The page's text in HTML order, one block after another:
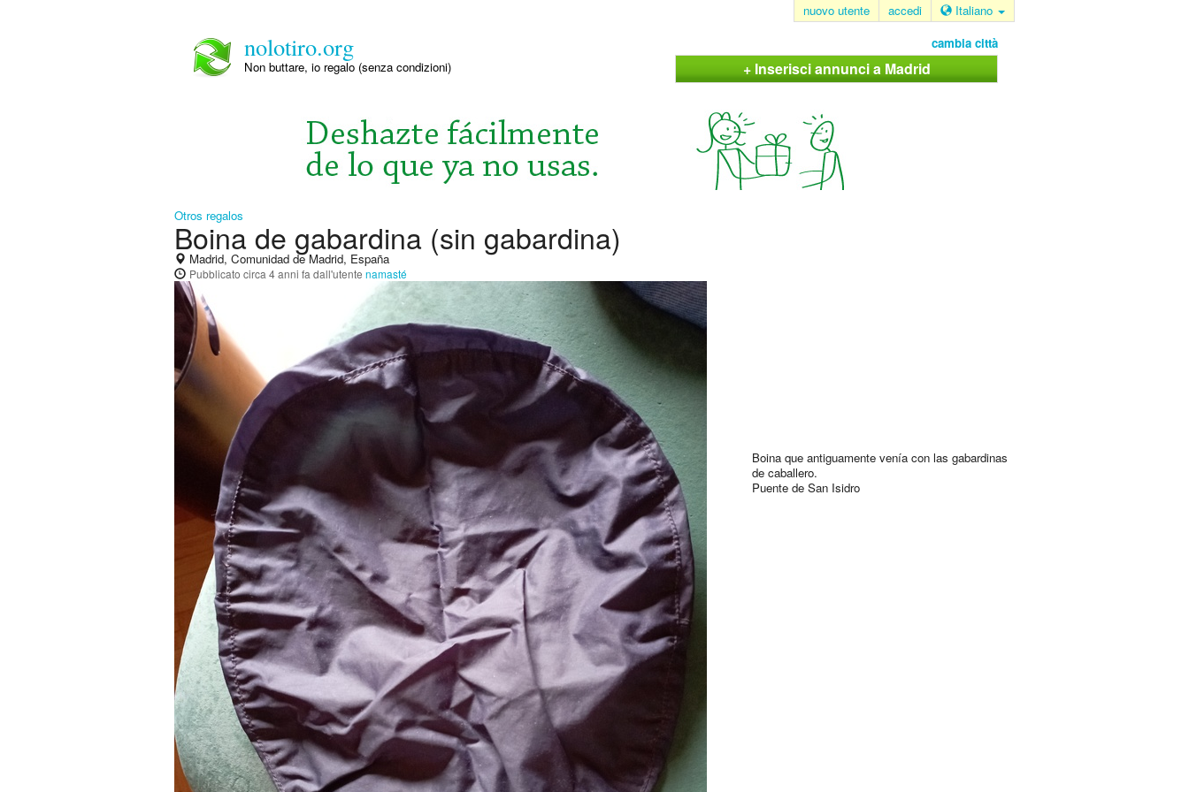
nuovo utente accedi Italiano
nolotiro.org
Non buttare, io regalo (senza condizioni)
cambia città
+ Inserisci annunci a Madrid
Otros regalos
Boina de gabardina (sin gabardina)
Madrid, Comunidad de Madrid, España
Pubblicato circa 4 anni fa dall'utente namasté
Boina que antiguamente venía con las gabardinas
de caballero.
Puente de San Isidro